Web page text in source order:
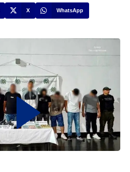
X WhatsApp